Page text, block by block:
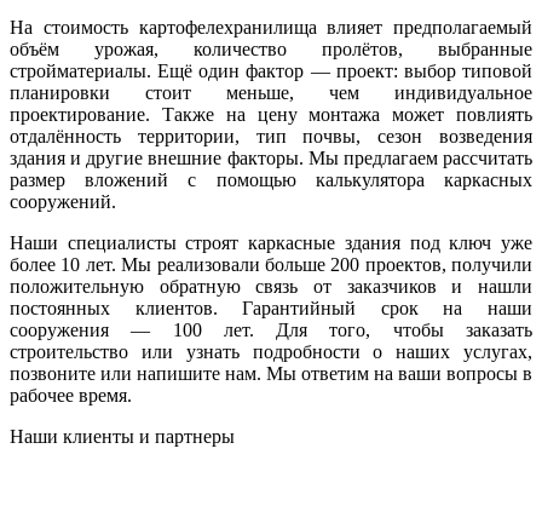
На стоимость картофелехранилища влияет предполагаемый
объём урожая, количество пролётов, выбранные
стройматериалы. Ещё один фактор — проект: выбор типовой
планировки стоит меньше, чем индивидуальное
проектирование. Также на цену монтажа может повлиять
отдалённость территории, тип почвы, сезон возведения
здания и другие внешние факторы. Мы предлагаем рассчитать
размер вложений с помощью калькулятора каркасных
сооружений.
Наши специалисты строят каркасные здания под ключ уже
более 10 лет. Мы реализовали больше 200 проектов, получили
положительную обратную связь от заказчиков и нашли
постоянных клиентов. Гарантийный срок на наши
сооружения — 100 лет. Для того, чтобы заказать
строительство или узнать подробности о наших услугах,
позвоните или напишите нам. Мы ответим на ваши вопросы в
рабочее время.
Наши клиенты и партнеры